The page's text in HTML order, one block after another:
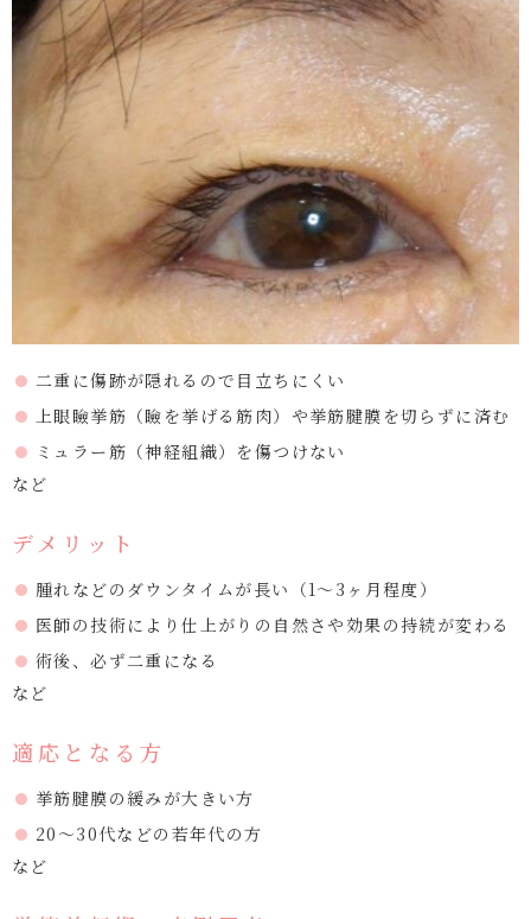
二重に傷跡が隠れるので目立ちにくい
上眼瞼挙筋（瞼を挙げる筋肉）や挙筋腱膜を切らずに済む
ミュラー筋（神経組織）を傷つけない
など
デメリット
腫れなどのダウンタイムが長い（1～3ヶ月程度）
医師の技術により仕上がりの自然さや効果の持続が変わる
術後、必ず二重になる
など
適応となる方
挙筋腱膜の緩みが大きい方
20～30代などの若年代の方
など